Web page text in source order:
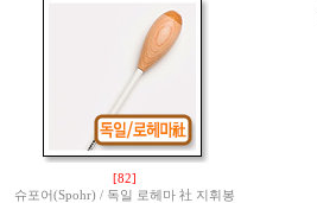
[82]
슈포어(Spohr) / 독일 로헤마 社 지휘봉